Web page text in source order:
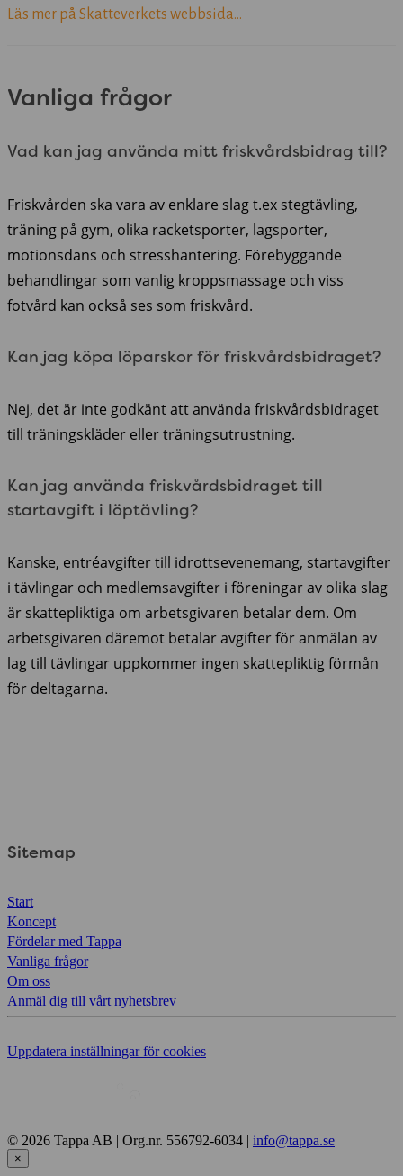
Läs mer på Skatteverkets webbsida...
Vanliga frågor
Vad kan jag använda mitt friskvårdsbidrag till?
Friskvården ska vara av enklare slag t.ex stegtävling,
träning på gym, olika racketsporter, lagsporter,
motionsdans och stresshantering. Förebyggande
behandlingar som vanlig kroppsmassage och viss
fotvård kan också ses som friskvård.
Kan jag köpa löparskor för friskvårdsbidraget?
Nej, det är inte godkänt att använda friskvårdsbidraget
till träningskläder eller träningsutrustning.
Kan jag använda friskvårdsbidraget till
startavgift i löptävling?
Kanske, entréavgifter till idrottsevenemang, startavgifter
i tävlingar och medlemsavgifter i föreningar av olika slag
är skattepliktiga om arbetsgivaren betalar dem. Om
arbetsgivaren däremot betalar avgifter för anmälan av
lag till tävlingar uppkommer ingen skattepliktig förmån
för deltagarna.
Sitemap
Start
Koncept
Fördelar med Tappa
Vanliga frågor
Om oss
Anmäl dig till vårt nyhetsbrev
Uppdatera inställningar för cookies
© 2026 Tappa AB | Org.nr. 556792-6034 | info@tappa.se
×